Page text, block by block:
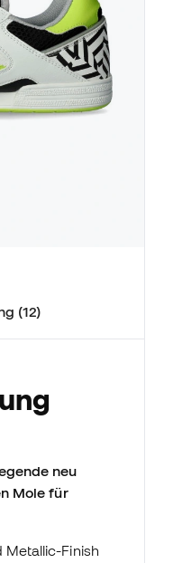
(12)
neu
Mole für
Finish